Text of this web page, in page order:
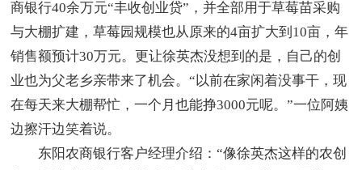
商银行40余万元“丰收创业贷”，并全部用于草莓苗采购
与大棚扩建，草莓园规模也从原来的4亩扩大到10亩，年
销售额预计30万元。更让徐英杰没想到的是，自己的创
业也为父老乡亲带来了机会。“以前在家闲着没事干，现
在每天来大棚帮忙，一个月也能挣3000元呢。”一位阿姨
边擦汗边笑着说。
东阳农商银行客户经理介绍：“像徐英杰这样的农创